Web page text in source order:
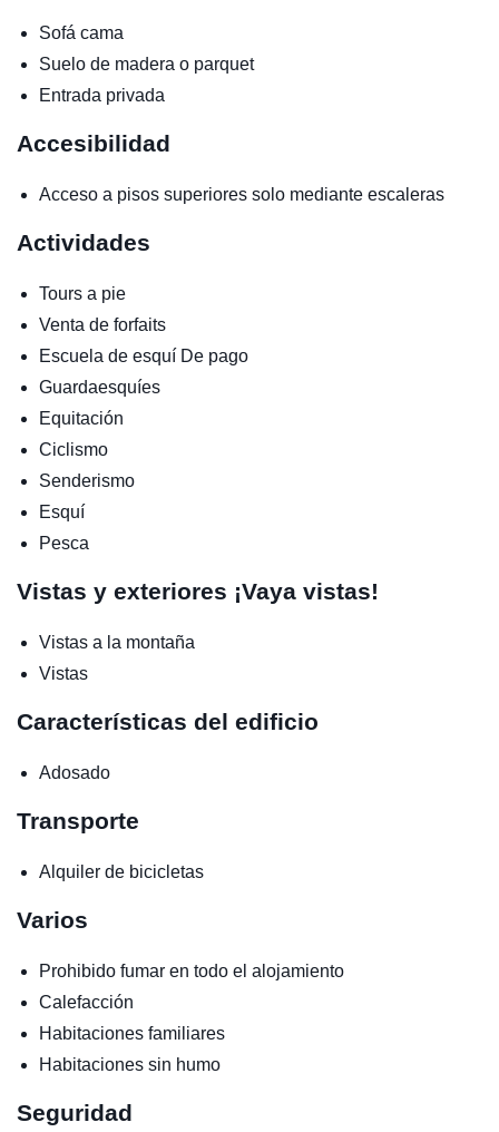
Sofá cama
Suelo de madera o parquet
Entrada privada
Accesibilidad
Acceso a pisos superiores solo mediante escaleras
Actividades
Tours a pie
Venta de forfaits
Escuela de esquí De pago
Guardaesquíes
Equitación
Ciclismo
Senderismo
Esquí
Pesca
Vistas y exteriores ¡Vaya vistas!
Vistas a la montaña
Vistas
Características del edificio
Adosado
Transporte
Alquiler de bicicletas
Varios
Prohibido fumar en todo el alojamiento
Calefacción
Habitaciones familiares
Habitaciones sin humo
Seguridad